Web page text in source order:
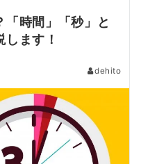
「時間」「秒」と
ます！
dehito